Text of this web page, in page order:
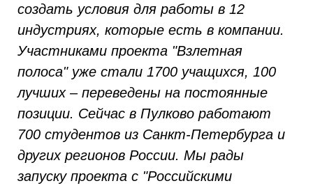
создать условия для работы в 12
индустриях, которые есть в компании.
Участниками проекта "Взлетная
полоса" уже стали 1700 учащихся, 100
лучших – переведены на постоянные
позиции. Сейчас в Пулково работают
700 студентов из Санкт-Петербурга и
других регионов России. Мы рады
запуску проекта с "Российскими